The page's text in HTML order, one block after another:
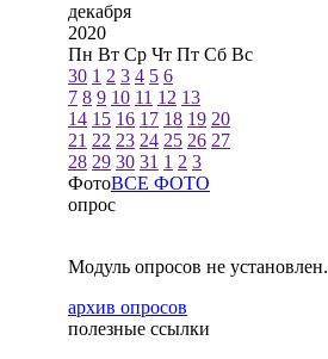
декабря
2020
Пн Вт Ср Чт Пт Сб Вс
30 1 2 3 4 5 6
7 8 9 10 11 12 13
14 15 16 17 18 19 20
21 22 23 24 25 26 27
28 29 30 31 1 2 3
ФотоВСЕ ФОТО
опрос
Модуль опросов не установлен.
архив опросов
полезные ссылки